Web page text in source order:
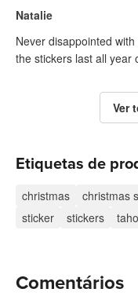
Natalie
Never disappointed
the stickers last all year
Ver
Etiquetas de
christmas christmas
sticker
stickers
Comentários